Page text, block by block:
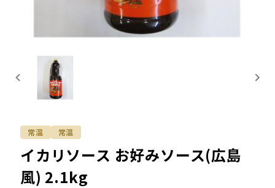
イカリソース お好みソース(広島
風) 2.1kg
常温 常温